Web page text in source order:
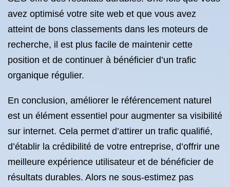
avez optimisé votre site web et que vous avez
atteint de bons classements dans les moteurs de
recherche, il est plus facile de maintenir cette
position et de continuer à bénéficier d’un trafic
organique régulier.
En conclusion, améliorer le référencement naturel
est un élément essentiel pour augmenter sa visibilité
sur internet. Cela permet d’attirer un trafic qualifié,
d’établir la crédibilité de votre entreprise, d’offrir une
meilleure expérience utilisateur et de bénéficier de
résultats durables. Alors ne sous-estimez pas